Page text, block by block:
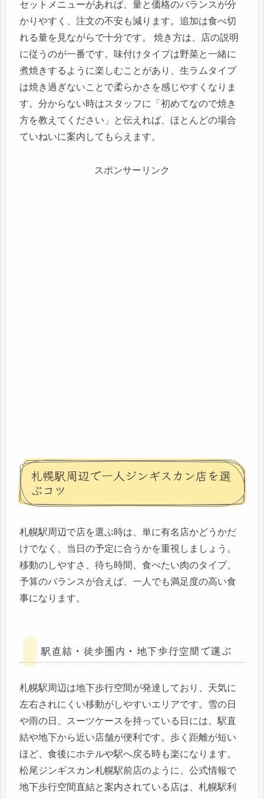
セットメニューがあれば、量と価格のバランスが分
かりやすく、注文の不安も減ります。追加は食べ切
れる量を見ながらで十分です。 焼き方は、店の説明
に従うのが一番です。味付けタイプは野菜と一緒に
煮焼きするように楽しむことがあり、生ラムタイプ
は焼き過ぎないことで柔らかさを感じやすくなりま
す。分からない時はスタッフに「初めてなので焼き
方を教えてください」と伝えれば、ほとんどの場合
ていねいに案内してもらえます。
スポンサーリンク
札幌駅周辺で一人ジンギスカン店を選
ぶコツ
札幌駅周辺で店を選ぶ時は、単に有名店かどうかだ
けでなく、当日の予定に合うかを重視しましょう。
移動のしやすさ、待ち時間、食べたい肉のタイプ、
予算のバランスが合えば、一人でも満足度の高い食
事になります。
駅直結・徒歩圏内・地下歩行空間で選ぶ
札幌駅周辺は地下歩行空間が発達しており、天気に
左右されにくい移動がしやすいエリアです。雪の日
や雨の日、スーツケースを持っている日には、駅直
結や地下から近い店舗が便利です。歩く距離が短い
ほど、食後にホテルや駅へ戻る時も楽になります。
松尾ジンギスカン札幌駅前店のように、公式情報で
地下歩行空間直結と案内されている店は、札幌駅利